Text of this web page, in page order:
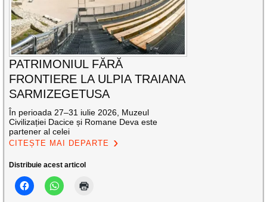
PATRIMONIUL FĂRĂ
FRONTIERE LA ULPIA TRAIANA
SARMIZEGETUSA
În perioada 27–31 iulie 2026, Muzeul
Civilizației Dacice și Romane Deva este
partener al celei
CITEȘTE MAI DEPARTE
Distribuie acest articol